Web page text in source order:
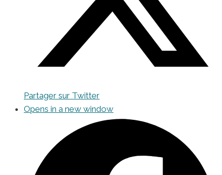
Partager sur Twitter
Opens in a new window